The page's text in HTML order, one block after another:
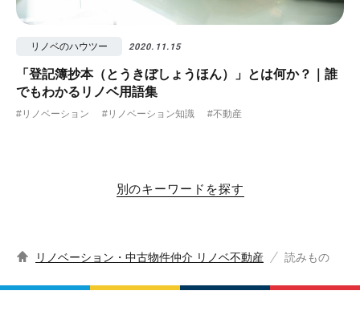
リノベのハウツー 2020.11.15
「登記簿抄本（とうきぼしょうほん）」とは何か？｜誰
でもわかるリノベ用語集
#リノベーション #リノベーション知識 #不動産
別のキーワードを探す
リノベーション・中古物件仲介 リノベ不動産 読みもの